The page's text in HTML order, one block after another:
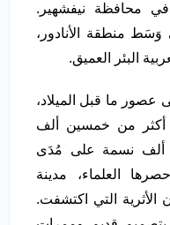
في محافظة نيفشهير.
منطقة الأنادور،
البئر العميق.
عصور ما قبل الميلاد،
من خمسين ألف
ألف نسمة على مُدَى
العلماء، مدينة
الأثرية التي اكتشفت.